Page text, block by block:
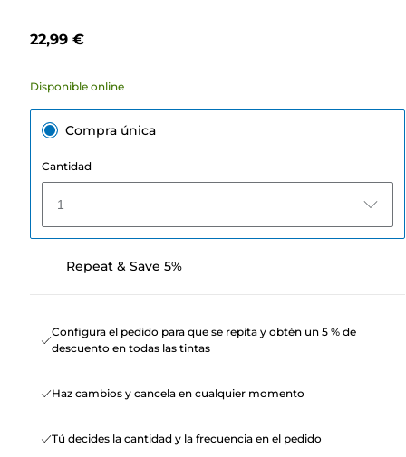
48
22,99 €
Disponible online
Compra única
Cantidad
1
Repeat & Save 5%
Configura el pedido para que se repita y obtén un 5 % de
descuento en todas las tintas
Haz cambios y cancela en cualquier momento
Tú decides la cantidad y la frecuencia en el pedido